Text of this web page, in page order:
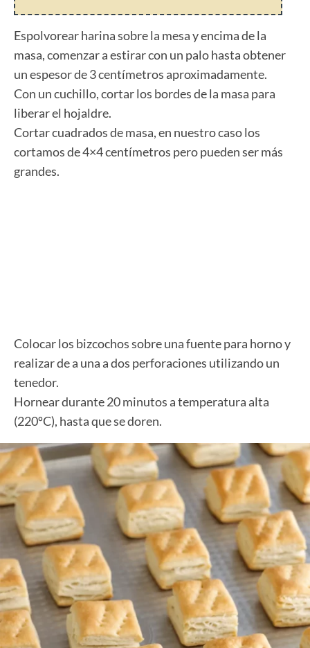
Espolvorear harina sobre la mesa y encima de la
masa, comenzar a estirar con un palo hasta obtener
un espesor de 3 centímetros aproximadamente.
Con un cuchillo, cortar los bordes de la masa para
liberar el hojaldre.
Cortar cuadrados de masa, en nuestro caso los
cortamos de 4×4 centímetros pero pueden ser más
grandes.
Colocar los bizcochos sobre una fuente para horno y
realizar de a una a dos perforaciones utilizando un
tenedor.
Hornear durante 20 minutos a temperatura alta
(220ºC), hasta que se doren.